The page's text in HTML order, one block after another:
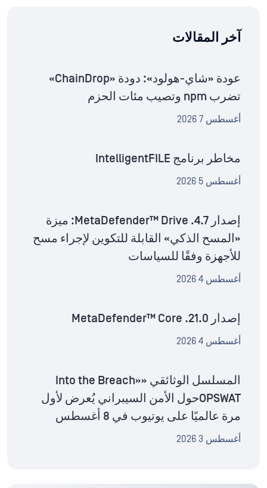
آخر المقالات
عودة «شاي-هولود»: دودة «ChainDrop»
تضرب npm وتصيب مئات الحزم
أغسطس 7 2026
مخاطر برنامج IntelligentFILE
أغسطس 5 2026
إصدار MetaDefender™ Drive .4.7: ميزة
«المسح الذكي» القابلة للتكوين لإجراء مسح
للأجهزة وفقًا للسياسات
أغسطس 4 2026
إصدار MetaDefender™ Core .21.0
أغسطس 4 2026
المسلسل الوثائقي «Into the Breach»
OPSWATحول الأمن السيبراني يُعرض لأول
مرة عالميًا على يوتيوب في 8 أغسطس
أغسطس 3 2026